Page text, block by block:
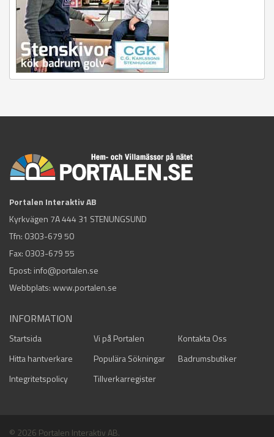
Portalen Interaktiv AB
Kyrkvägen 7A 444 31 STENUNGSUND
Tfn: 0303-679 50
Fax: 0303-679 55
Epost: info@portalen.se
Webbplats: www.portalen.se
INFORMATION
Startsida Vi på Portalen
Kontakta Oss
Hitta hantverkare
Populära Sökningar
Badrumsbutiker
Integritetspolicy
Tillverkarregister
© 2026 Portalen Interaktiv AB.